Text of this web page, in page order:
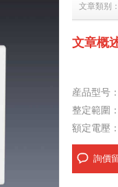
文章類别：
文章概
産品型号
整定範圍
額定電壓
詢價